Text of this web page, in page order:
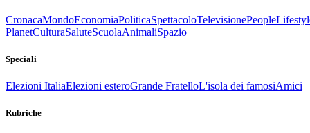
CronacaMondoEconomiaPoliticaSpettacoloTelevisionePeople
PlanetCulturaSaluteScuolaAnimaliSpazio
Speciali
Elezioni ItaliaElezioni esteroGrande FratelloL'isola dei famosiAmici
Rubriche